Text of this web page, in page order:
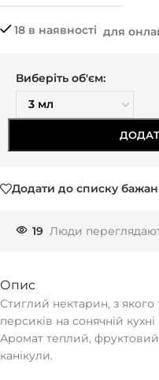
18 в наявності для
Виберіть об'єм:
Додати до списку
19 Люди
Опис
Стиглий нектарин, з якого
персиків на сонячній
Аромат теплий, фруктовий
канікули.